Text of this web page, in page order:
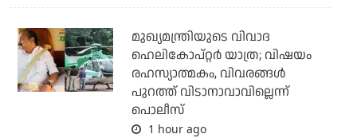
മുഖ്യമന്ത്രിയുടെ വിവാദ
ഹെലികോപ്റ്റര്‍ യാത്ര; വിഷയം
രഹസ്യാത്മകം, വിവരങ്ങള്‍
പുറത്ത് വിടാനാവാവില്ലെന്ന്
പൊലീസ്
1 hour ago